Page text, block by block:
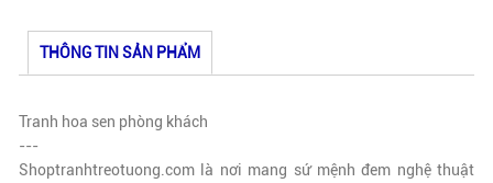
THÔNG TIN SẢN PHẨM
Tranh hoa sen phòng khách
---
Shoptranhtreotuong.com là nơi mang sứ mệnh đem nghệ thuật